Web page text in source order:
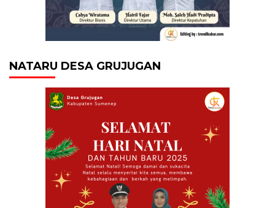
NATARU DESA GRUJUGAN